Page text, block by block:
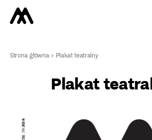
Strona główna> Plakat teatralny
Plakat